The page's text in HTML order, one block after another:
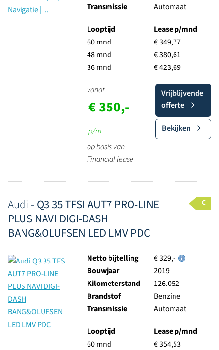
Transmissie
Automaat
Looptijd
60 mnd
48 mnd
36 mnd
Lease p/mnd
€ 349,77
€ 380,61
€ 423,69
vanaf
€ 350,-
p/m
op basis van
Financial lease
Vrijblijvende
offerte
Bekijken
Audi - Q3 35 TFSI AUT7 PRO-LINE
PLUS NAVI DIGI-DASH
BANG&OLUFSEN LED LMV PDC
C
Netto bijtelling
€ 329,-
Bouwjaar
2019
Kilometerstand
126.052
Brandstof
Benzine
Transmissie
Automaat
Looptijd
60 mnd
Lease p/mnd
€ 354,53